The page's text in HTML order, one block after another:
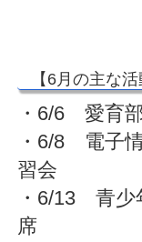
【6月の主な活
・6/6 愛育
・6/8 電子
習会
・6/13 青少
席